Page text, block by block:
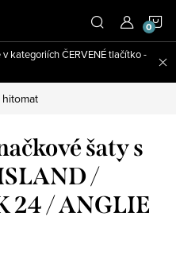
kategoriích ČERVENÉ tlačítko -
šaty s
/
24 / ANGLIE